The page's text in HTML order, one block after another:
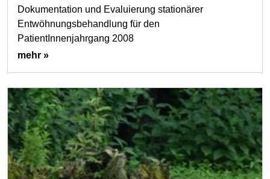
Dokumentation und Evaluierung stationärer
Entwöhnungsbehandlung für den
PatientInnenjahrgang 2008
mehr »